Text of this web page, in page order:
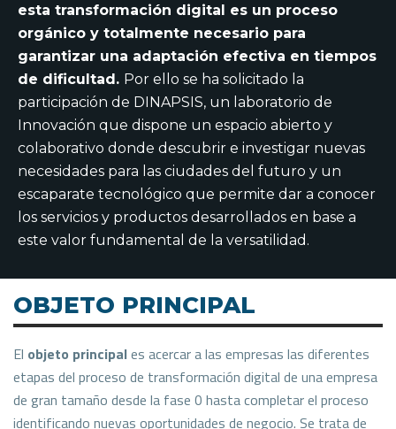
esta transformación digital es un proceso
orgánico y totalmente necesario para
garantizar una adaptación efectiva en tiempos
de dificultad. Por ello se ha solicitado la
participación de DINAPSIS, un laboratorio de
Innovación que dispone un espacio abierto y
colaborativo donde descubrir e investigar nuevas
necesidades para las ciudades del futuro y un
escaparate tecnológico que permite dar a conocer
los servicios y productos desarrollados en base a
este valor fundamental de la versatilidad.
OBJETO PRINCIPAL
El objeto principales acercar a las empresas las diferentes
etapas del proceso de transformación digital de una empresa
de gran tamaño desde la fase 0 hasta completar el proceso
identificando nuevas oportunidades de negocio. Se trata de